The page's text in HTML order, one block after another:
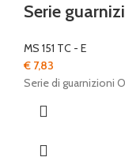
Serie
MS 151 TC - E
€ 7,83
Serie di guarnizioni